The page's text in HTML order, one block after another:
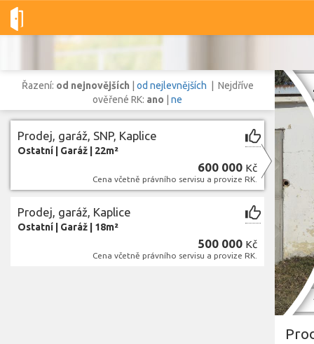
Dobré-nemovitosti.cz obec Kaplice, okres Český Krumlov,
Vše Pozemky
Lokalita
okres Český Krumlov, Jihočeský kraj
Řazení: od nejnovějších od nejlevnějších | Nejdříve
ověřené RK: ano ne
Prodej, garáž, SNP, Kaplice
Ostatní Garáž 22m²
600 000 Kč
Cena včetně právního servisu a provize RK.
Prodej, garáž, Kaplice
Ostatní Garáž 18m²
500 000 Kč
Cena včetně právního servisu a provize RK.